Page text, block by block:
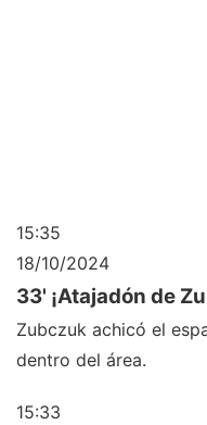
15:35
18/10/2024
33' ¡Atajadón de
Zubczuk achicó el
dentro del área.
15:33